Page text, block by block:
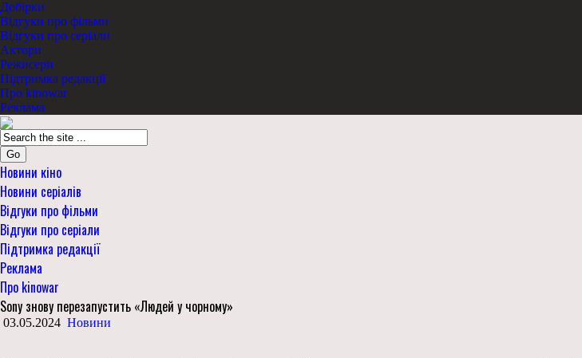
Добірки
Відгуки про фільми
Відгуки про серіали
Актори
Режисери
Підтримка редакції
Про kinowar
Реклама
Go
Новини кіно
Новини серіалів
Відгуки про фільми
Відгуки про серіали
Підтримка редакції
Реклама
Про kinowar
Sony знову перезапустить «Людей у чорному»
03.05.2024 Новини